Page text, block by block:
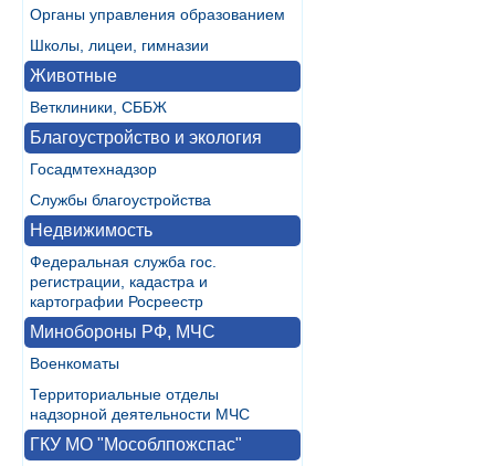
Органы управления образованием
Школы, лицеи, гимназии
Животные
Ветклиники, СББЖ
Благоустройство и экология
Госадмтехнадзор
Службы благоустройства
Недвижимость
Федеральная служба гос.
регистрации, кадастра и
картографии Росреестр
Минобороны РФ, МЧС
Военкоматы
Территориальные отделы
надзорной деятельности МЧС
ГКУ МО "Мособлпожспас"